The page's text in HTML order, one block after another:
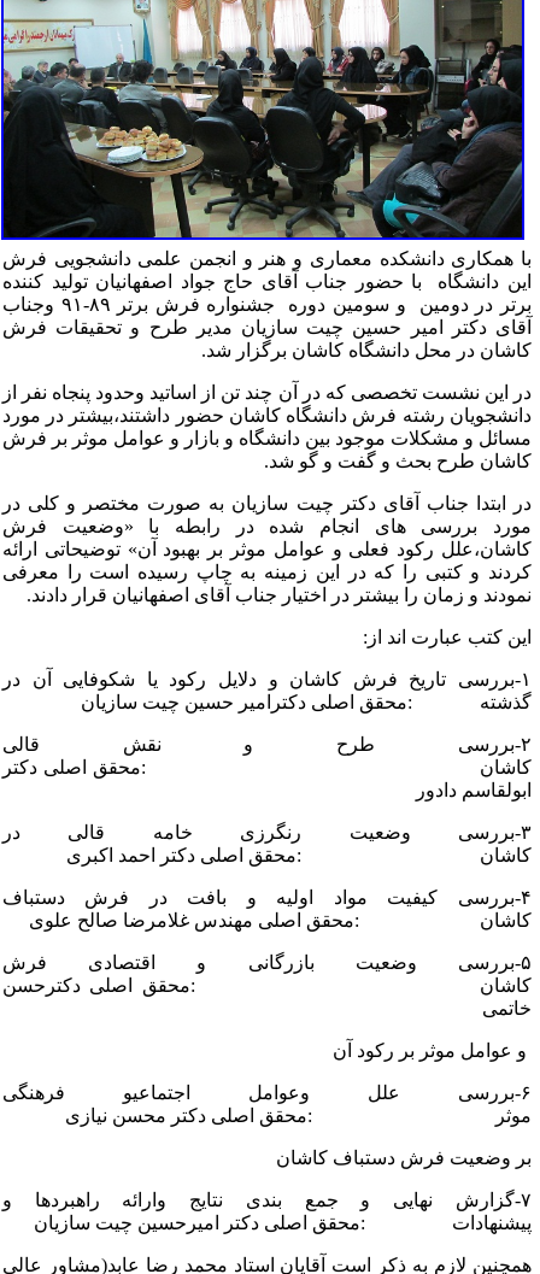
همکاری دانشکده معماری و هنر و انجمن علمی دانشجویی فرش
دانشگاه با حضور جناب آقای حاج جواد اصفهانیان تولید کننده
برتر در دومین و سومین دوره جشنواره فرش برتر ۸۹-۹۱ وجناب
دکتر امیر حسین چیت سازیان مدیر طرح و تحقیقات فرش
در محل دانشگاه کاشان برگزار شد.
این نشست تخصصی که در آن چند تن از اساتید وحدود پنجاه نفر از
رشته فرش دانشگاه کاشان حضور داشتند،بیشتر در مورد
و مشکلات موجود بین دانشگاه و بازار و عوامل موثر بر فرش
طرح بحث و گفت و گو شد.
ابتدا جناب آقای دکتر چیت سازیان به صورت مختصر و کلی در
بررسی های انجام شده در رابطه با «وضعیت فرش
رکود فعلی و عوامل موثر بر بهبود آن» توضیحاتی ارائه
و کتبی را که در این زمینه به چاپ رسیده است را معرفی
و زمان را بیشتر در اختیار جناب آقای اصفهانیان قرار دادند.
کتب عبارت اند از:
۱-بررسی تاریخ فرش کاشان و دلایل رکود یا شکوفایی آن در
:محقق اصلی دکترامیر حسین چیت سازیان
۲-بررسی طرح و نقش قالی
:محقق اصلی دکتر
دادور
۳-بررسی وضعیت رنگرزی خامه قالی در
:محقق اصلی دکتر احمد اکبری
۴-بررسی کیفیت مواد اولیه و بافت در فرش دستباف
:محقق اصلی مهندس غلامرضا صالح علوی
۵-بررسی وضعیت بازرگانی و اقتصادی فرش
:محقق اصلی دکترحسن
عوامل موثر بر رکود آن
۶-بررسی علل وعوامل اجتماعیو فرهنگی
:محقق اصلی دکتر محسن نیازی
وضعیت فرش دستباف کاشان
۷-گزارش نهایی و جمع بندی نتایج وارائه راهبردها و
:محقق اصلی دکتر امیرحسین چیت سازیان
لازم به ذکر است آقایان استاد محمد رضا عابد(مشاور عالی